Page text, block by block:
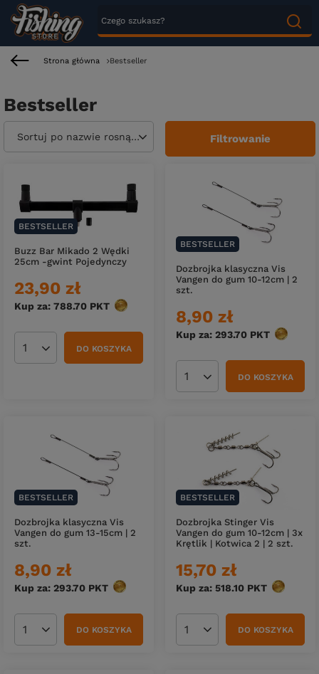
Strona główna Bestseller
Bestseller
Zmień sortowanie
Sortuj po nazwie rosnąco Filtrowanie
BESTSELLER
Buzz Bar Mikado 2 Wędki
25cm -gwint Pojedynczy
23,90 zł
Kup za: 788.70 PKT punktów
Ilość produktówDO KOSZYKA
BESTSELLER
Dozbrojka klasyczna Vis
Vangen do gum 10-12cm | 2
szt.
8,90 zł
Kup za: 293.70 PKT punktów
Ilość produktówDO KOSZYKA
BESTSELLER
Dozbrojka klasyczna Vis
Vangen do gum 13-15cm | 2
szt.
8,90 zł
Kup za: 293.70 PKT punktów
Ilość produktówDO KOSZYKA
BESTSELLER
Dozbrojka Stinger Vis
Vangen do gum 10-12cm | 3x
Krętlik | Kotwica 2 | 2 szt.
15,70 zł
Kup za: 518.10 PKT punktów
Ilość produktówDO KOSZYKA